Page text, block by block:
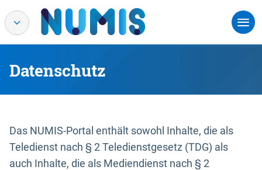
Datenschutz
Das NUMIS-Portal enthält sowohl Inhalte, die als
Teledienst nach § 2 Teledienstgesetz (TDG) als
auch Inhalte, die als Mediendienst nach § 2